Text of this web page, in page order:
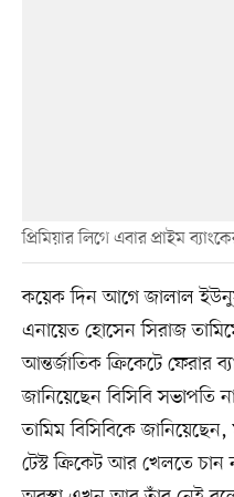
প্রিমিয়ার লিগে এবার প্রাইম
কয়েক দিন আগে জালাল
এনায়েত হোসেন সিরাজ
আন্তর্জাতিক ক্রিকেটে ফেরার
জানিয়েছেন বিসিবি সভাপতি
তামিম বিসিবিকে
টেস্ট ক্রিকেট আর খেলতে চান